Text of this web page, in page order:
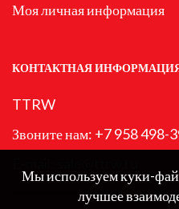
Мы используем куки-
лучшее
Моя личная информация
КОНТАКТНАЯ
TTRW
Звоните нам: +7 958 498-
Мы используем куки-
лучшее